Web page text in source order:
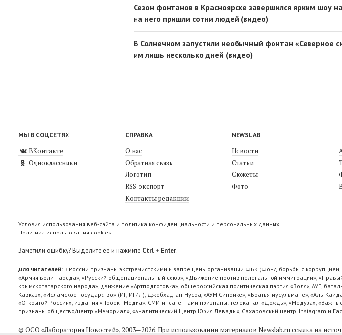
Сезон фонтанов в Красноярске завершился ярким шоу
на него пришли сотни людей (видео)
В Солнечном запустили необычный фонтан «Северное
им лишь несколько дней (видео)
МЫ В СОЦСЕТЯХ
ВКонтакте
Одноклассники
СПРАВКА
О нас
Обратная связь
Логотип
RSS-экспорт
Контакты редакции
NEWSLAB
Новости
Статьи
Сюжеты
Фото
Условия использования веб-сайта и политика конфиденциальности и персональных данных
Политика использования cookies
Заметили ошибку? Выделите её и нажмите Ctrl + Enter.
Для читателей: В России признаны экстремистскими и запрещены организации ФБК (Фонд борьбы с
«Армия воли народа», «Русский общенациональный союз», «Движение против нелегальной иммиграции»,
крымскотатарского народа», движение «Артподготовка», общероссийская политическая партия «Воля», АУЕ,
Кавказ», «Исламское государство» (ИГ, ИГИЛ), Джебхад-ан-Нусра, «АУМ Синрике», «Братья-мусульмане», «Аль-
«Открытой России», издания «Проект Медиа». СМИ-иноагентами признаны: телеканал «Дождь», «Медуза»,
признаны общество/центр «Мемориал», «Аналитический Центр Юрия Левады», Сахаровский центр. Instagram и
© ООО «Лаборатория Новоcтей», 2003—2026.При использовании материалов Newslab.ru ссылка на